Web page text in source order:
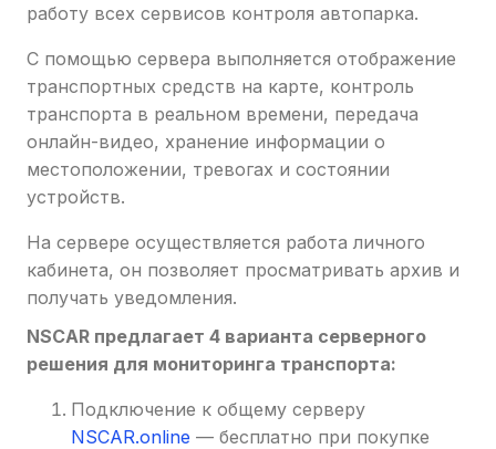
работу всех сервисов контроля автопарка.
С помощью сервера выполняется отображение
транспортных средств на карте, контроль
транспорта в реальном времени, передача
онлайн-видео, хранение информации о
местоположении, тревогах и состоянии
устройств.
На сервере осуществляется работа личного
кабинета, он позволяет просматривать архив и
получать уведомления.
NSCAR предлагает 4 варианта серверного
решения для мониторинга транспорта:
Подключение к общему серверу
NSCAR.online — бесплатно при покупке